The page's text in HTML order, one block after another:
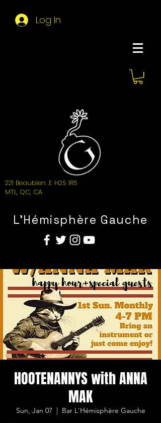
Log In
221 Beaubien .E H2S 1R5
MTL, QC, CA
L'Hémisphère Gauche
HOOTENANNYS with ANNA
MAK
Sun, Jan 07
  |
Bar L'Hémisphère Gauche